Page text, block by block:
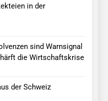
in der
sind Warnsignal
die Wirtschaftskrise
der Schweiz